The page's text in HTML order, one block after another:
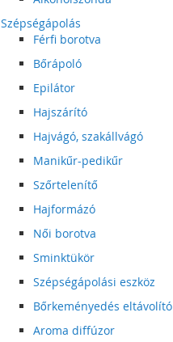
Szépségápolás
Férfi borotva
Bőrápoló
Epilátor
Hajszárító
Hajvágó, szakállvágó
Manikűr-pedikűr
Szőrtelenítő
Hajformázó
Női borotva
Sminktükör
Szépségápolási eszköz
Bőrkeményedés eltávolító
Aroma diffúzor